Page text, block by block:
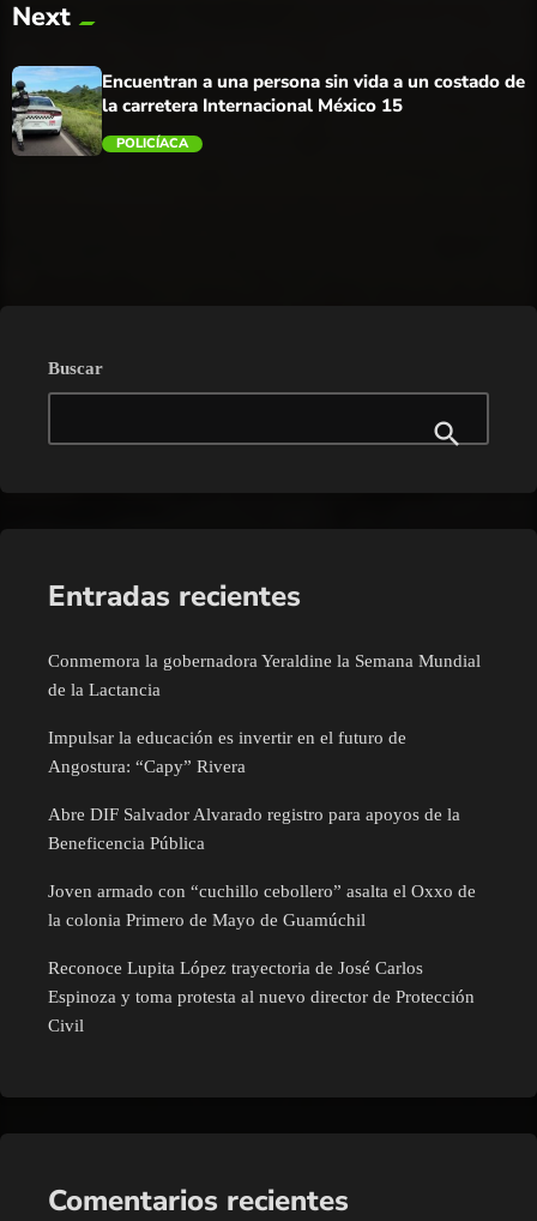
Next
Encuentran a una persona sin vida a un costado de
la carretera Internacional México 15
POLICÍACA
Buscar
Entradas recientes
Conmemora la gobernadora Yeraldine la Semana Mundial
de la Lactancia
Impulsar la educación es invertir en el futuro de
Angostura: “Capy” Rivera
Abre DIF Salvador Alvarado registro para apoyos de la
Beneficencia Pública
Joven armado con “cuchillo cebollero” asalta el Oxxo de
la colonia Primero de Mayo de Guamúchil
Reconoce Lupita López trayectoria de José Carlos
Espinoza y toma protesta al nuevo director de Protección
Civil
Comentarios recientes